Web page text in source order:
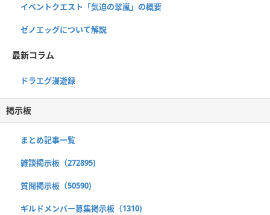
イベントクエスト「気迫の翠嵐」の概要
ゼノエッグについて解説
最新コラム
ドラエグ漫遊録
掲示板
まとめ記事一覧
雑談掲示板（272895)
質問掲示板（50590)
ギルドメンバー募集掲示板（1310)